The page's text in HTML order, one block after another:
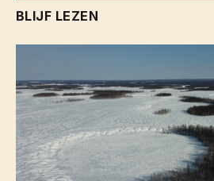
BLIJF LEZEN